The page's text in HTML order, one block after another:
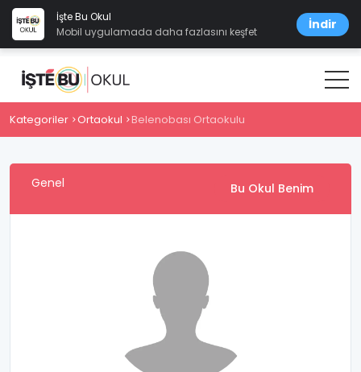
İşte Bu Okul
Mobil uygulamada daha fazlasını keşfet
İndir
Kategoriler Ortaokul Belenobası Ortaokulu
Genel Bu Okul Benim